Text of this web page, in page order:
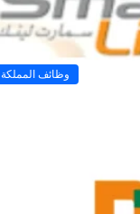
وظائف المملكة